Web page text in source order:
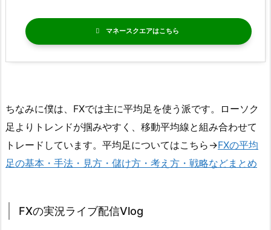
マネースクエア
ちなみに僕は、FXでは主に平均足を使う派です。ローソク
足よりトレンドが掴みやすく、移動平均線と組み合わせて
トレードしています。平均足についてはこちら→FXの平均
足の基本・手法・見方・儲け方・考え方・戦略などまとめ
FXの実況ライブ配信Vlog